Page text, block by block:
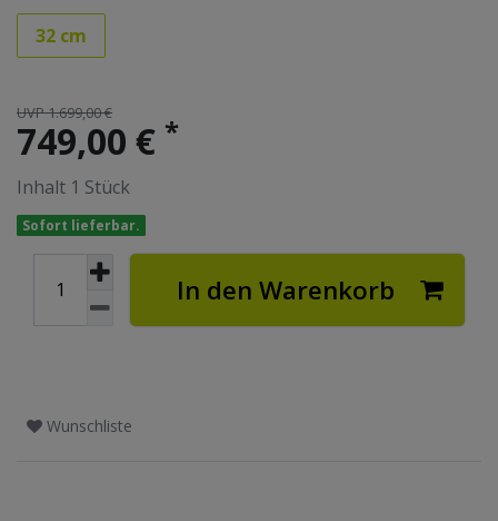
32 cm
UVP 1.699,00 €
749,00 € *
Inhalt 1 Stück
Sofort lieferbar.
In den Warenkorb
Wunschliste